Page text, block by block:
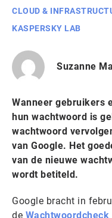
CLOUD &
KASPERSKY LAB
Suzanne
Wanneer gebruikers
hun wachtwoord is
wachtwoord
van Google. Het
van de nieuwe
wordt betiteld.
Google bracht in
de Wachtwoordcheck